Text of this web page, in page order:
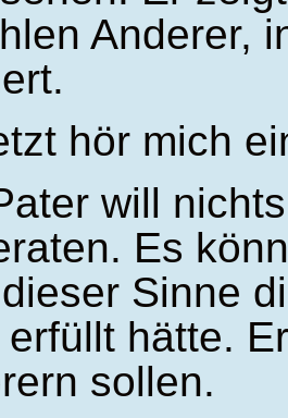
Anderer,
hör mich
will
Es
Sinne
erfüllt hätte.
sollen.